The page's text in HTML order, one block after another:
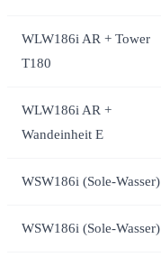
WLW186i AR + Tower
T180
WLW186i AR +
Wandeinheit E
WSW186i (Sole-Wasser)
WSW186i (Sole-Wasser)